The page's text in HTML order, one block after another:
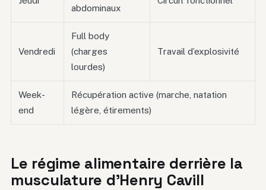
abdominaux
Vendredi
Full body
(charges
lourdes)
Travail d’explosivité
Week-
end
Récupération active (marche, natation
légère, étirements)
Le régime alimentaire derrière la
musculature d’Henry Cavill